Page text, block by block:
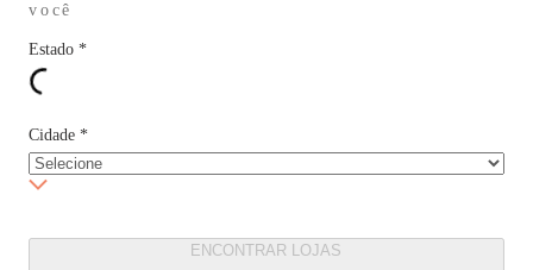
você
Estado *
Cidade *
ENCONTRAR LOJAS